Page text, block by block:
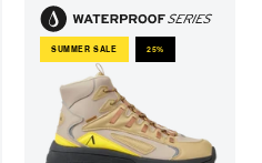
SUMMER SALE 25%
EU STØRRELSER
KVINDE
MAND